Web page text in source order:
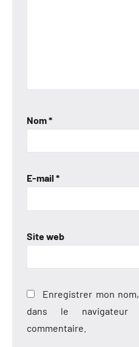
Nom*
E-mail *
Site web
Enregistrer mon
dans le navigateur
commentaire.